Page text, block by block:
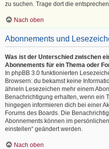
zu suchen. Trage dort die
Nach oben
Abonnements und
Was ist der Unterschied zwischen
Abonnements für ein Thema oder
In phpBB 3.0 funktionierten
Browsern: du bekamst keine
ähneln Lesezeichen mehr einem
Benachrichtigung erhalten, wenn ein
hingegen informieren dich bei einer
Forums des Boards. Die
Abonnements können im
einstellen“ geändert werden.
Nach oben